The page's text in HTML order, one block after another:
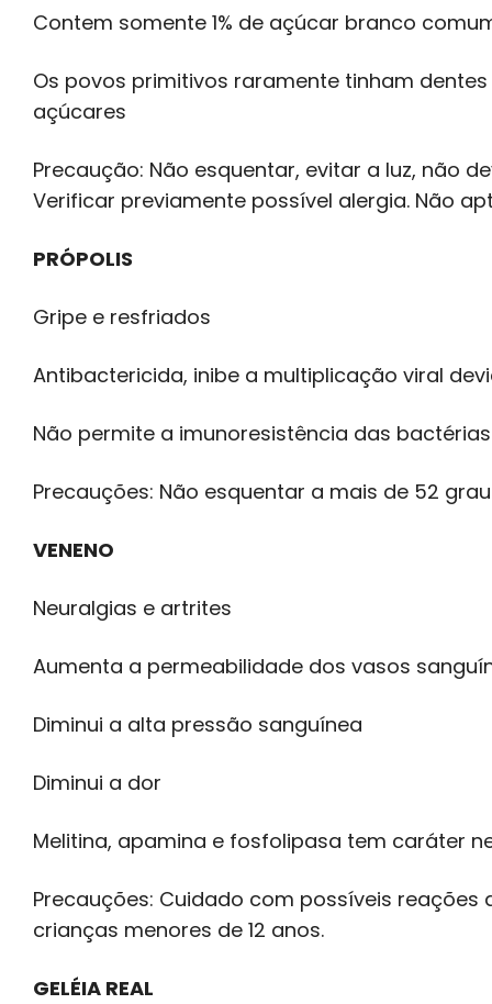
Contem somente 1% de açúcar branco
Os povos primitivos raramente tinham
açúcares
Precaução: Não esquentar, evitar a luz, não
Verificar previamente possível alergia. Não
PRÓPOLIS
Gripe e resfriados
Antibactericida, inibe a multiplicação viral
Não permite a imunoresistência das
Precauções: Não esquentar a mais de 52
VENENO
Neuralgias e artrites
Aumenta a permeabilidade dos vasos
Diminui a alta pressão sanguínea
Diminui a dor
Melitina, apamina e fosfolipasa tem caráter
Precauções: Cuidado com possíveis reações
crianças menores de 12 anos.
GELÉIA REAL